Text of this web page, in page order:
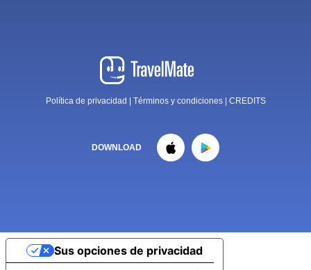
Política de privacidad Términos y condiciones CREDITS
DOWNLOAD
Sus opciones de privacidad